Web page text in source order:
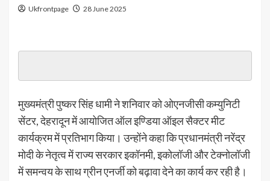
Ukfrontpage 28 June 2025
मुख्यमंत्री पुष्कर सिंह धामी ने शनिवार को ओएनजीसी कम्युनिटी
सेंटर, देहरादून में आयोजित ऑल इण्डिया ऑइल सैक्टर मीट
कार्यक्रम में प्रतिभाग किया। उन्होंने कहा कि प्रधानमंत्री नरेंद्र
मोदी के नेतृत्व में राज्य सरकार इकॉनमी, इकोलॉजी और टेक्नोलॉजी
में समन्वय के साथ ग्रीन एनर्जी को बढ़ावा देने का कार्य कर रही है।